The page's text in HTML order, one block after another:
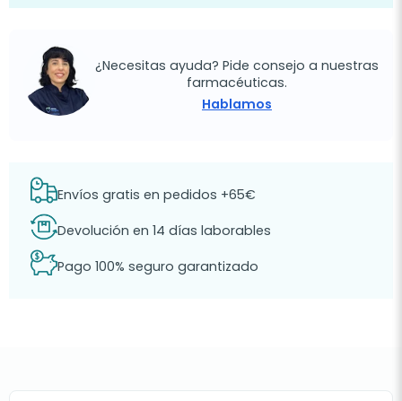
¿Necesitas ayuda? Pide consejo a nuestras
farmacéuticas.
Hablamos
Envíos gratis en pedidos +65€
Devolución en 14 días laborables
Pago 100% seguro garantizado